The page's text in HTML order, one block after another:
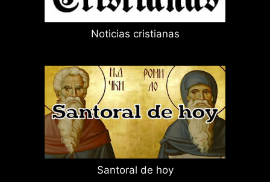
Noticias cristianas
Santoral de hoy